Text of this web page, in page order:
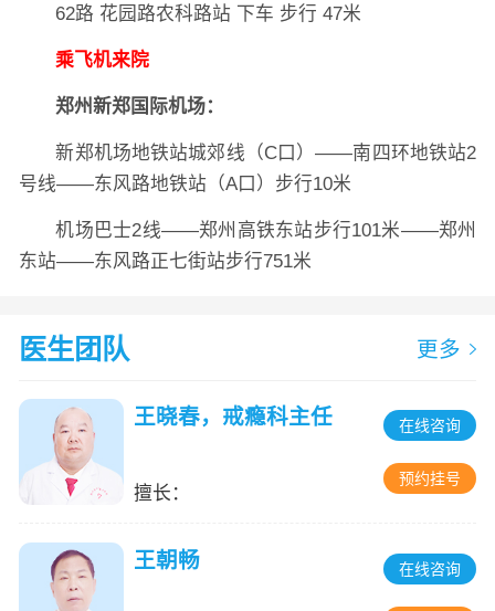
62路 花园路农科路站 下车 步行 47米
乘飞机来院
郑州新郑国际机场：
新郑机场地铁站城郊线（C口）——南四环地铁站2
号线——东风路地铁站（A口）步行10米
机场巴士2线——郑州高铁东站步行101米——郑州
东站——东风路正七街站步行751米
医生团队 更多
王晓春，戒瘾科主任
擅长：
在线咨询
预约挂号
王朝畅 在线咨询